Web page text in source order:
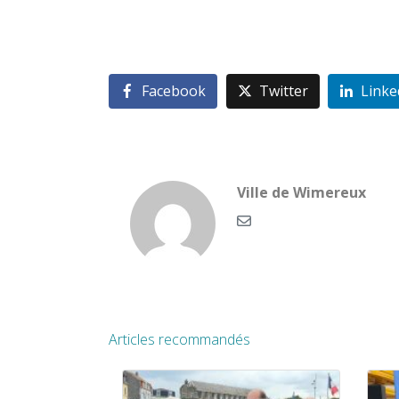
Facebook Twitter
Ville de Wimereux
Articles recommandés